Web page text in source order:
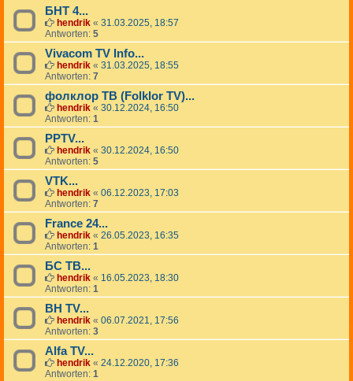
БНТ 4...
hendrik « 31.03.2025, 18:57
Antworten: 5
Vivacom TV Info...
hendrik « 31.03.2025, 18:55
Antworten: 7
фолклор TB (Folklor TV)...
hendrik « 30.12.2024, 16:50
Antworten: 1
PPTV...
hendrik « 30.12.2024, 16:50
Antworten: 5
VTK...
hendrik « 06.12.2023, 17:03
Antworten: 7
France 24...
hendrik « 26.05.2023, 16:35
Antworten: 1
БС ТВ...
hendrik « 16.05.2023, 18:30
Antworten: 1
BH TV...
hendrik « 06.07.2021, 17:56
Antworten: 3
Alfa TV...
hendrik « 24.12.2020, 17:36
Antworten: 1